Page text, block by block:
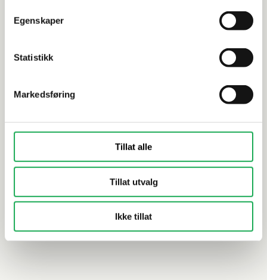
Egenskaper
Statistikk
Markedsføring
Tillat alle
Tillat utvalg
Ikke tillat
Alternative produkter
Baderomspanel W&W Exclusive,
Sandstone 60x60 Brushed